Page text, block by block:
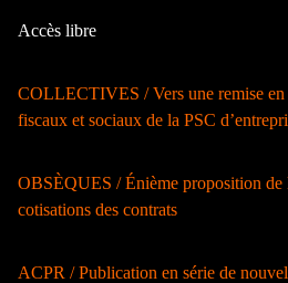
Accès libre
COLLECTIVES / Vers une remise en
fiscaux et sociaux de la PSC
OBSÈQUES / Énième proposition de
cotisations des contrats
ACPR / Publication en série de